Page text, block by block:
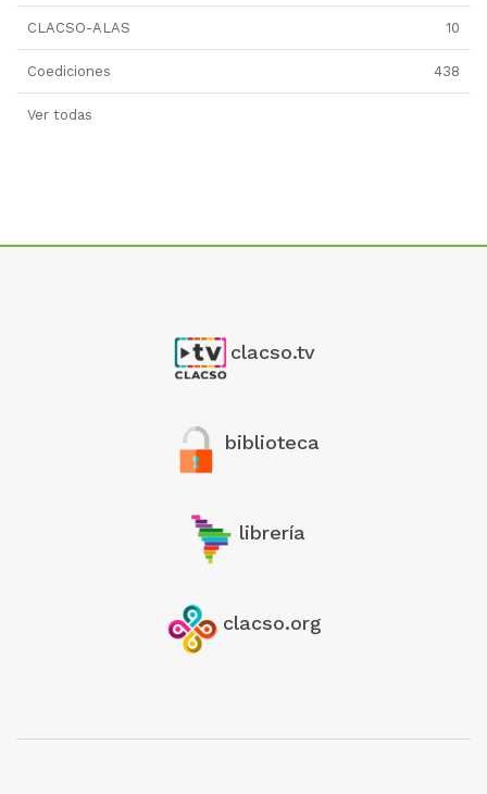
CLACSO-ALAS 10
Coediciones 438
Ver todas
clacso.tv
biblioteca
librería
clacso.org